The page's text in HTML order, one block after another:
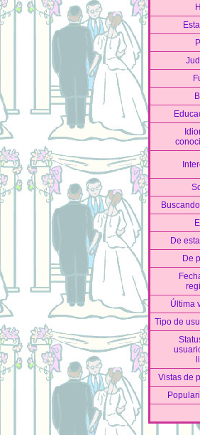
De
De
Última
Tipo de
Vistas de